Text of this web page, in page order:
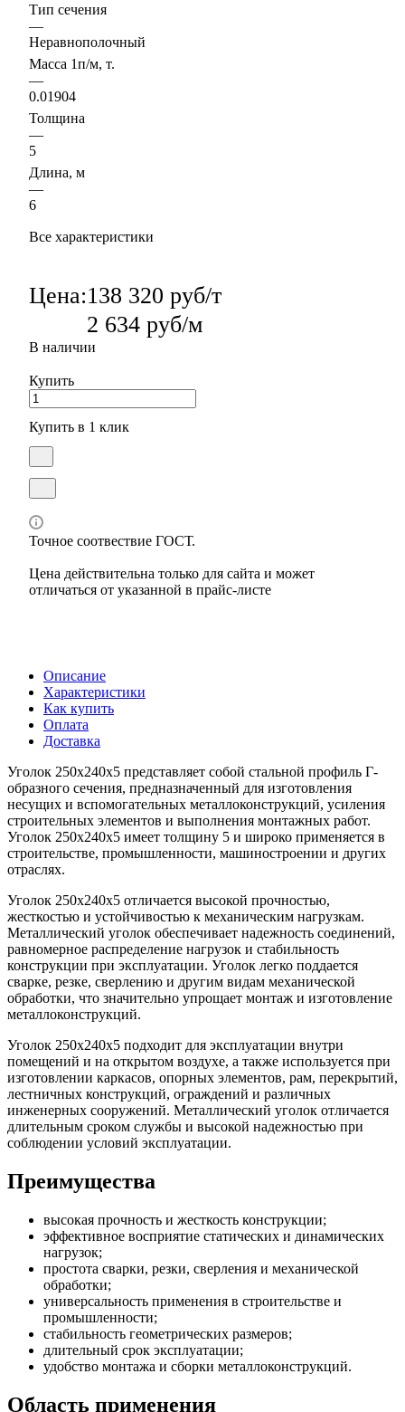
Тип сечения
—
Неравнополочный
Масса 1п/м, т.
—
0.01904
Толщина
—
5
Длина, м
—
6
Все характеристики
Цена:138 320 руб/т
2 634 руб/м
В наличии
Купить
Купить в 1 клик
Точное соотвествие ГОСТ.
Цена действительна только для сайта и может
отличаться от указанной в прайс-листе
Описание
Характеристики
Как купить
Оплата
Доставка
Уголок 250х240х5 представляет собой стальной профиль Г-
образного сечения, предназначенный для изготовления
несущих и вспомогательных металлоконструкций, усиления
строительных элементов и выполнения монтажных работ.
Уголок 250х240х5 имеет толщину 5 и широко применяется в
строительстве, промышленности, машиностроении и других
отраслях.
Уголок 250х240х5 отличается высокой прочностью,
жесткостью и устойчивостью к механическим нагрузкам.
Металлический уголок обеспечивает надежность соединений,
равномерное распределение нагрузок и стабильность
конструкции при эксплуатации. Уголок легко поддается
сварке, резке, сверлению и другим видам механической
обработки, что значительно упрощает монтаж и изготовление
металлоконструкций.
Уголок 250х240х5 подходит для эксплуатации внутри
помещений и на открытом воздухе, а также используется при
изготовлении каркасов, опорных элементов, рам, перекрытий,
лестничных конструкций, ограждений и различных
инженерных сооружений. Металлический уголок отличается
длительным сроком службы и высокой надежностью при
соблюдении условий эксплуатации.
Преимущества
высокая прочность и жесткость конструкции;
эффективное восприятие статических и динамических
нагрузок;
простота сварки, резки, сверления и механической
обработки;
универсальность применения в строительстве и
промышленности;
стабильность геометрических размеров;
длительный срок эксплуатации;
удобство монтажа и сборки металлоконструкций.
Область применения